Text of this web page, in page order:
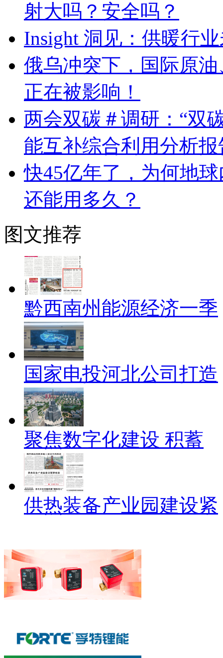
射大吗？安全吗？
Insight 洞见：供暖行
俄乌冲突下，国际原
正在被影响！
两会双碳＃调研：“双
能互补综合利用分析报
快45亿年了，为何地
还能用多久？
图文推荐
黔西南州能源经济一季
国家电投河北公司打造
聚焦数字化建设 积蓄
供热装备产业园建设紧